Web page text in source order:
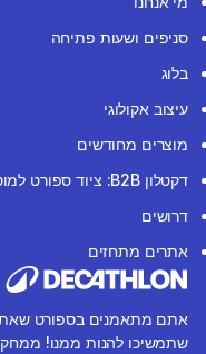
סניפים ושעות פתיחה
בלוג
עיצוב אקולוגי
מוצרים מחודשים
דקטלון B2B: ציוד ספורט למוסדות
דרושים
אתרים מתחזים
אתם מתאמנים בספורט שאתם
שתמשיכו להנות ממנו! ממחקר